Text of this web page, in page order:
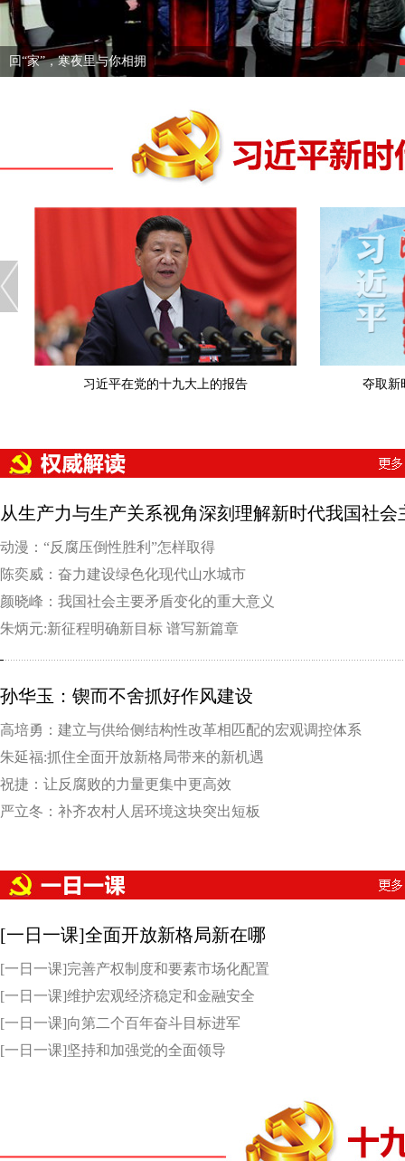
回“家”，寒夜里与你相拥
习近平在党的十九大上的报告 夺取新
从生产力与生产关系视角深刻理解新时代我国社会
要矛盾
动漫：“反腐压倒性胜利”怎样取得
陈奕威：奋力建设绿色化现代山水城市
颜晓峰：我国社会主要矛盾变化的重大意义
朱炳元:新征程明确新目标 谱写新篇章
孙华玉：锲而不舍抓好作风建设
高培勇：建立与供给侧结构性改革相匹配的宏观调控体系
朱延福:抓住全面开放新格局带来的新机遇
祝捷：让反腐败的力量更集中更高效
严立冬：补齐农村人居环境这块突出短板
[一日一课]全面开放新格局新在哪
[一日一课]完善产权制度和要素市场化配置
[一日一课]维护宏观经济稳定和金融安全
[一日一课]向第二个百年奋斗目标进军
[一日一课]坚持和加强党的全面领导